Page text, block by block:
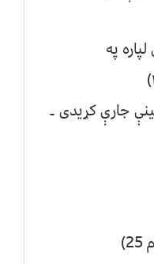
په
جارې کړیدی ۔